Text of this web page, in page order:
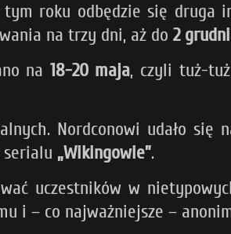
tym roku odbędzie się druga
na trzy dni, aż do 2
na 18-20 maja, czyli tuż-
Nordconowi udało się
„Wikingowie”.
uczestników w
i – co najważniejsze –